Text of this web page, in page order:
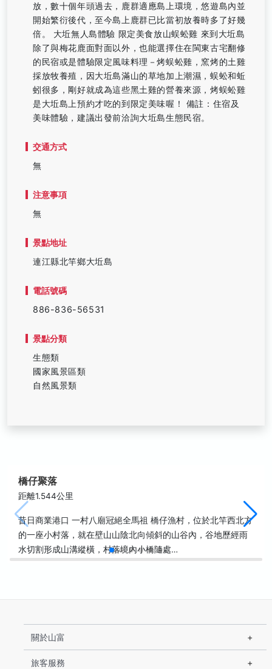
放，數十個年頭過去，鹿群適應島上環境，悠遊島內並
開始繁衍後代，至今島上鹿群已比當初放養時多了好幾
倍。 大坵無人島體驗 限定美食放山蜈蚣雞 來到大坵島
除了與梅花鹿面對面以外，也能選擇住在閩東古宅翻修
的民宿或是體驗限定風味料理－烤蜈蚣雞，窯烤的土雞
採放牧養殖，因大坵島滿山的草地加上潮濕，蜈蚣和蚯
蚓很多，剛好就成為這些黑土雞的營養來源，烤蜈蚣雞
是大坵島上預約才吃的到限定美味喔！ 備註：住宿及
美味體驗，建議出發前洽詢大坵島生態民宿。
交通方式
無
注意事項
無
景點地址
連江縣北竿鄉大坵島
電話號碼
886-836-56531
景點分類
生態類
國家風景區類
自然風景類
橋仔聚落
距離1.544公里
昔日商業港口 一村八廟冠絕全馬祖 橋仔漁村，位於北竿西北方
的一座小村落，就在壁山山陰北向傾斜的山谷內，谷地歷經雨
水切割形成山溝縱橫，村落境內小橋隨處…
關於山富
旅客服務